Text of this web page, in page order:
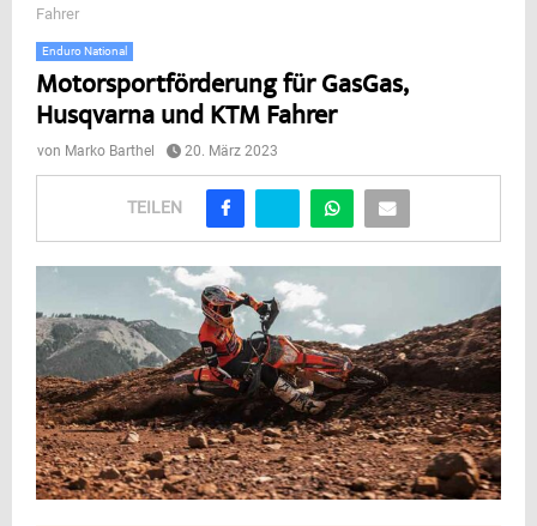
Fahrer
Enduro National
Motorsportförderung für GasGas,
Husqvarna und KTM Fahrer
von Marko Barthel 20. März 2023
TEILEN